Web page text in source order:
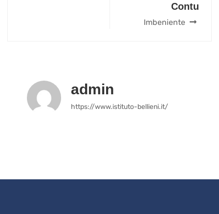
Contu
Imbeniente
admin
https://www.istituto-bellieni.it/